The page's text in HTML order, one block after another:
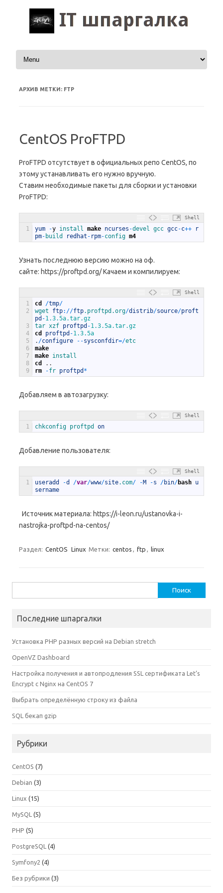
Перейти к содержимому
АРХИВ МЕТКИ: FTP
CentOS ProFTPD
ProFTPD отсутствует в официальных репо CentOS, по
этому устанавливать его нужно вручную.
Ставим необходимые пакеты для сборки и установки
ProFTPD:
Shell
1 yum -y install make ncurses -devel gcc gcc-c++
r
pm- build redhat - rpm-config m4
Узнать последнюю версию можно на оф.
сайте: https://proftpd.org/ Качаем и компилируем:
Shell
1
2
3
4
5
6
7
8
9
cd /tmp/
wget ftp: //ftp.proftpd .org/distrib/source/proft
pd -1.3.5a.tar.gz
tar xzf proftpd -1.3.5a.tar.gz
cd
proftpd -1.3.5a
. /configure --sysconfdir=/etc
make
make install
cd
. .
rm
-fr proftpd *
Добавляем в автозагрузку:
Shell
1 chkconfig proftpd on
Добавление пользователя:
Shell
1 useradd -d /var/www/site.com/ -M -s /bin/bash u
sername
Источник материала: https://i-leon.ru/ustanovka-i-
nastrojka-proftpd-na-centos/
Раздел: CentOS Linux Метки: centos , ftp , linux
Последние шпаргалки
Установка PHP разных версий на Debian stretch
OpenVZ Dashboard
Настройка получения и автопродления SSL сертификата Let’s
Encrypt с Nginx на CentOS 7
Выбрать определённую строку из файла
SQL бекап gzip
Рубрики
CentOS (7)
Debian (3)
Linux (15)
MySQL (5)
PHP (5)
PostgreSQL (4)
Symfony2 (4)
Без рубрики (3)